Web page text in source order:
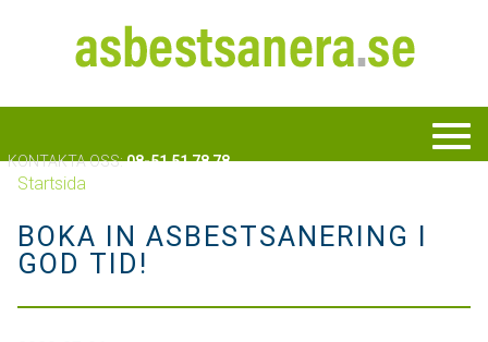
KONTAKTA OSS:08-51 51 78 78
Startsida
BOKA IN ASBESTSANERING I
GOD TID!